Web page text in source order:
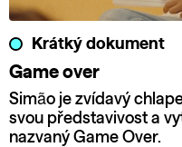
Krátký dokument
Game over
Simão je zvídavý
svou představivost a
nazvaný Game Over.